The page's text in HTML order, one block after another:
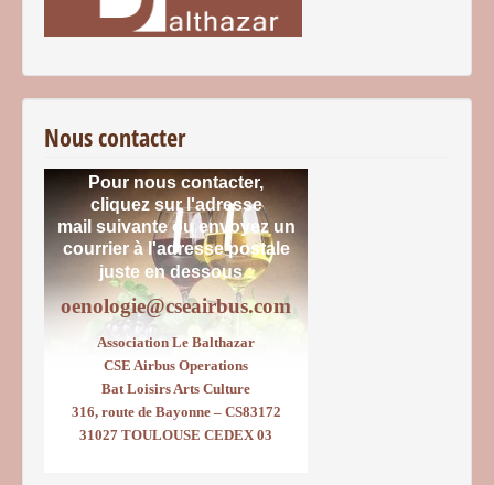
Nous contacter
Pour nous contacter,
cliquez sur l'adresse
mail suivante ou envoyez un
courrierà l'adresse postale
juste en dessous :
oenologie@cseairbus.com
Association Le Balthazar
CSE Airbus Operations
Bat Loisirs Arts Culture
316, route de Bayonne – CS83172
31027 TOULOUSE CEDEX 03